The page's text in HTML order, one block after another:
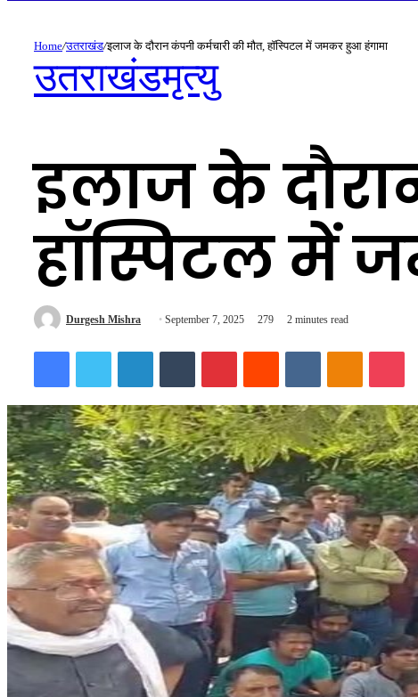
Home/उतराखंड/इलाज के दौरान कंपनी कर्मचारी की मौत, हॉस्पिटल में जमकर हुआ हंगामा
उतराखंडमृत्यु
इलाज के
हॉस्पिटल में
Durgesh Mishra
Send September 7, 2025 279 2 minutes read
FacebookTwitter LinkedInTumblr PinterestReddit VKontakte